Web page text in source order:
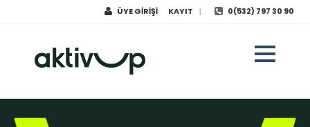
ÜYE GİRİŞİ KAYIT | 0(532) 797 30 90